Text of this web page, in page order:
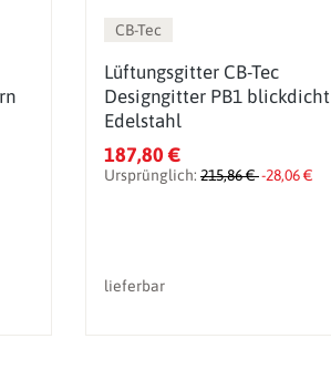
CB-Tec
Lüftungsgitter CB-Tec
Designgitter PB1 blickdicht
Edelstahl
187,80 €
Ursprünglich: 215,86 €-28,06 €
lieferbar